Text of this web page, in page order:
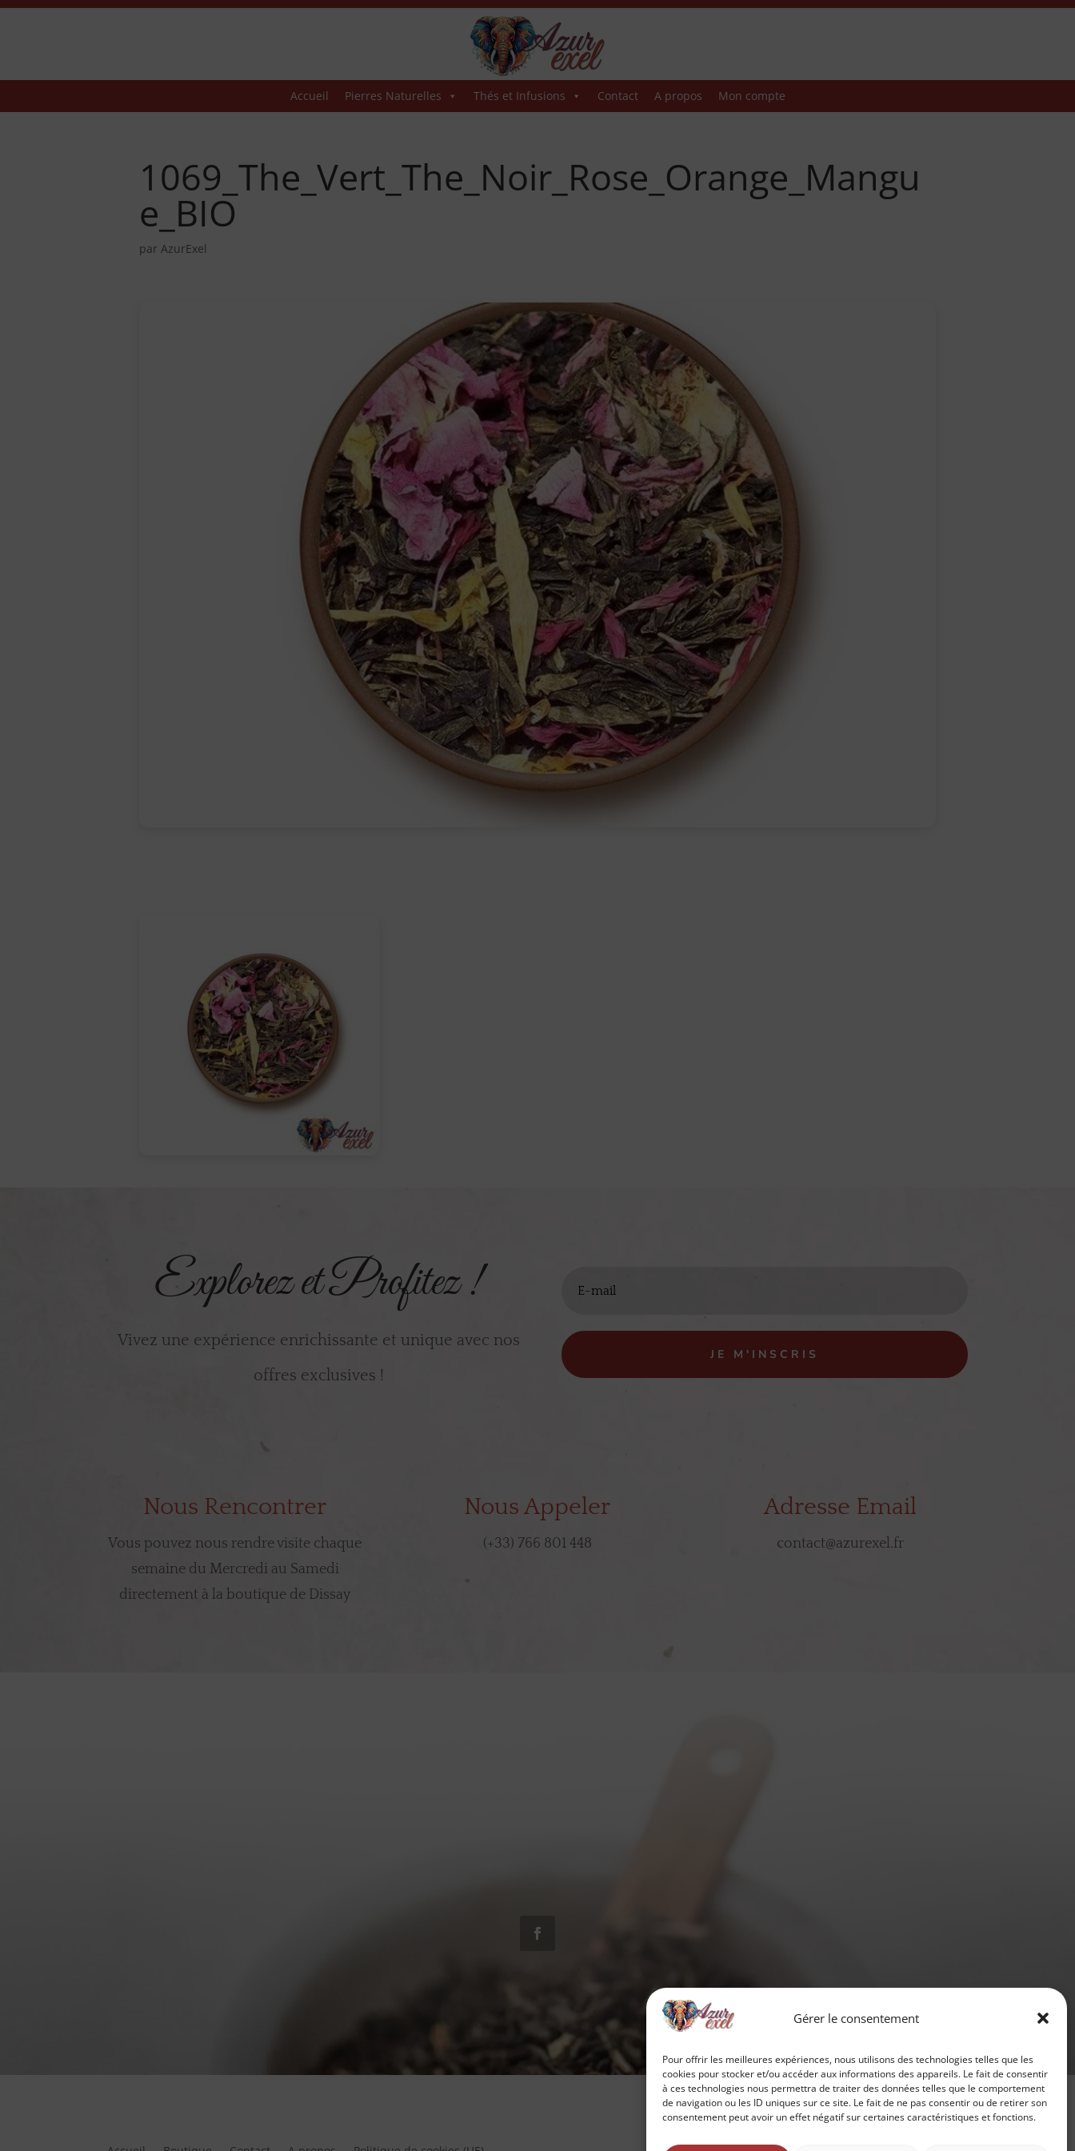
Gérer le consentement
Pour offrir les meilleures expériences, nous utilisons des technologies telles que les
cookies pour stocker et/ou accéder aux informations des appareils. Le fait de consentir
à ces technologies nous permettra de traiter des données telles que le comportement
de navigation ou les ID uniques sur ce site. Le fait de ne pas consentir ou de retirer son
consentement peut avoir un effet négatif sur certaines caractéristiques et fonctions.
Accueil Pierres Naturelles Thés et Infusions Contact A propos Mon compte
1069_The_Vert_The_Noir_Rose_Orange_Mangu
e_BIO
parAzurExel
Explorez et Profitez !
Vivez une expérience enrichissante et unique avec nos
offres exclusives !
JE M'INSCRIS
Nous Rencontrer
Vous pouvez nous rendre visite chaque
semaine du Mercredi au Samedi
directement à la boutique de Dissay
Nous Appeler
(+33) 766 801 448
Adresse Email
contact@azurexel.fr